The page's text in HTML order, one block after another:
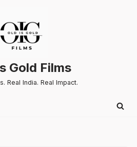
Gold Films
Real India. Real Impact.